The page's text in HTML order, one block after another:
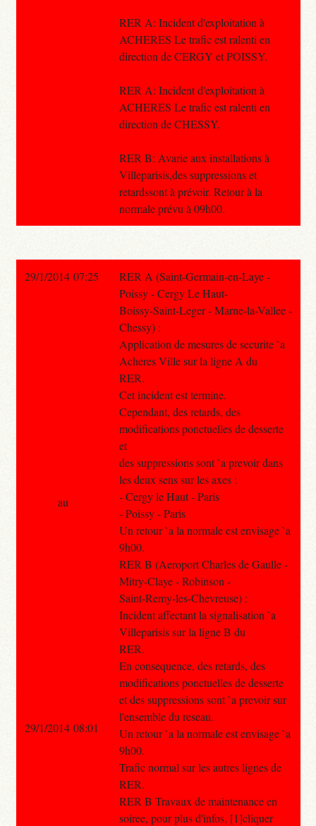
RER A: Incident d'exploitation à
ACHERES Le trafic est ralenti en
direction de CERGY et POISSY.
RER A: Incident d'exploitation à
ACHERES Le trafic est ralenti en
direction de CHESSY.
RER B: Avarie aux installations à
Villeparisis,des suppressions et
retardssont à prévoir. Retour à la
normale prévu à 09h00.
29/1/2014 07:25
RER A (Saint-Germain-en-Laye -
Poissy - Cergy Le Haut-
Boissy-Saint-Leger - Marne-la-Vallee -
Chessy) :
Application de mesures de securite `a
Acheres Ville sur la ligne A du
RER.
Cet incident est termine.
Cependant, des retards, des
modifications ponctuelles de desserte
et
des suppressions sont `a prevoir dans
les deux sens sur les axes :
- Cergy le Haut - Paris
- Poissy - Paris
Un retour `a la normale est envisage `a
9h00.
RER B (Aeroport Charles de Gaulle -
Mitry-Claye - Robinson -
Saint-Remy-les-Chevreuse) :
Incident affectant la signalisation `a
Villeparisis sur la ligne B du
RER.
En consequence, des retards, des
modifications ponctuelles de desserte
et des suppressions sont `a prevoir sur
l'ensemble du reseau.
Un retour `a la normale est envisage `a
9h00.
Trafic normal sur les autres lignes de
RER.
RER B Travaux de maintenance en
soiree, pour plus d'infos, [1]cliquer
au
29/1/2014 08:01